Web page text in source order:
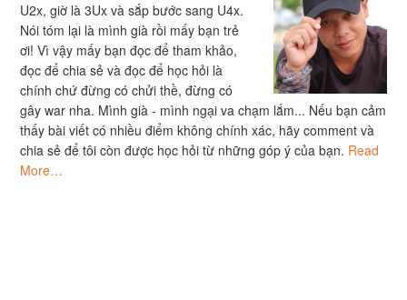
U2x, giờ là 3Ux và sắp bước sang U4x.
Nói tóm lại là mình già rồi mấy bạn trẻ
ơi! Vì vậy mấy bạn đọc để tham khảo,
đọc để chia sẻ và đọc để học hỏi là
chính chứ đừng có chửi thề, đừng có
gây war nha. Mình già - mình ngại va chạm lắm... Nếu bạn cảm
thấy bài viết có nhiều điểm không chính xác, hãy comment và
chia sẻ để tôi còn được học hỏi từ những góp ý của bạn. Read
More…